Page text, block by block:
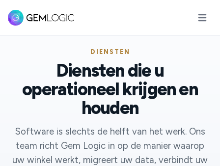
DIENSTEN
Diensten die u
operationeel krijgen en
houden
Software is slechts de helft van het werk. Ons
team richt Gem Logic in op de manier waarop
uw winkel werkt, migreert uw data, verbindt uw